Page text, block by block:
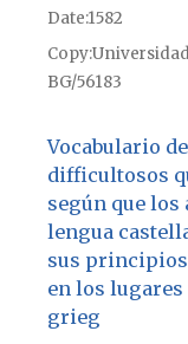
Date1582
Copy
BG/56183
Vocabulario
difficultosos
según que
lengua
sus
en los lugares
grieg